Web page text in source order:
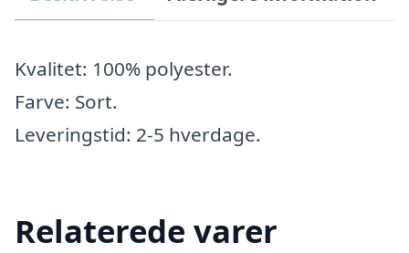
Kvalitet: 100% polyester.
Farve: Sort.
Leveringstid: 2-5 hverdage.
Relaterede varer